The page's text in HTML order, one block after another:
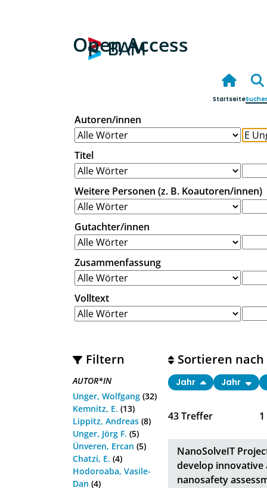
Open Access
Startseite
Autoren/innen
Titel
Weitere Personen (z. B. Koautoren/innen)
Gutachter/innen
Zusammenfassung
Volltext
Filtern
AUTOR*IN
Unger, Wolfgang (32)
Kemnitz, E. (13)
Lippitz, Andreas (8)
Unger, Jörg F. (5)
Ünveren, Ercan (5)
Chatzi, E. (4)
Hodoroaba, Vasile-
Dan (4)
43Treffer 1
Sortieren nach
Jahr Jahr
NanoSolveIT
develop
nanosafety